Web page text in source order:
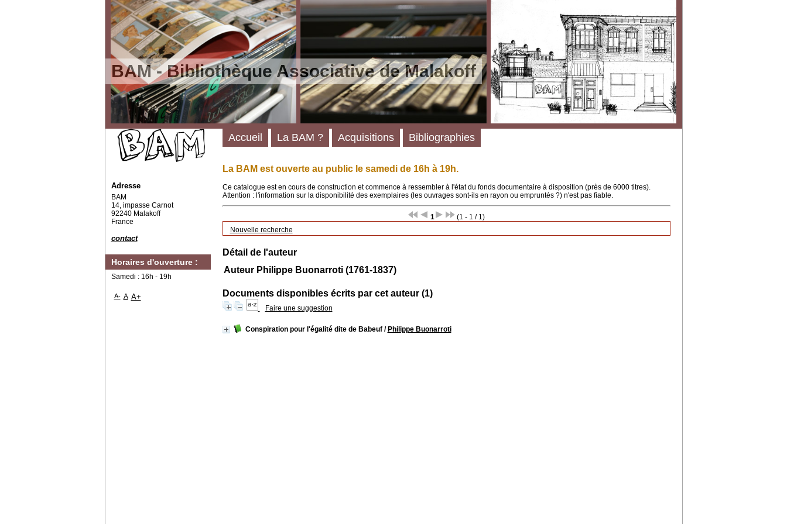
BAM - Bibliothèque Associative de Malakoff
La BAM est ouverte au public le samedi de 16h à 19h.
Ce catalogue est en cours de construction et commence à ressembler à l'état du fonds documentaire à disposition (près de 6000 titres).
Attention : l'information sur la disponibilité des exemplaires (les ouvrages sont-ils en rayon ou empruntés ?) n'est pas fiable.
1
(1 - 1 / 1)
Nouvelle recherche
Détail de l'auteur
Auteur Philippe Buonarroti (1761-1837)
Documents disponibles écrits par cet auteur (1)
Faire une suggestion
Conspiration pour l'égalité dite de Babeuf/ Philippe Buonarroti
Accueil La BAM ? Acquisitions Bibliographies
Adresse
BAM
14, impasse Carnot
92240 Malakoff
France
contact
Horaires d'ouverture :
Samedi : 16h - 19h
A- A A+